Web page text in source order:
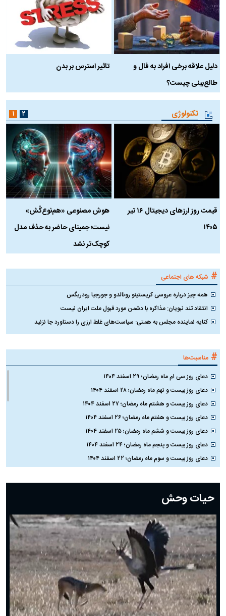
دلیل علاقه برخی افراد به فال و
طالع‌بینی چیست؟
تاثیر استرس بر بدن
تکنولوژی
قیمت روز ارز‌های دیجیتال ۱۶ تیر
۱۴۰۵
هوش مصنوعی «هم‌نوع‌کُش»
نیست؛ جمینای حاضر به حذف مدل
کوچک‌تر نشد
۱ ۲
# شبکه های اجتماعی
همه چیز درباره عروسی کریستینو رونالدو و جورجیا رودریگس
انتقاد تند نبویان: مذاکره با دشمن مورد قبول ملت ایران نیست
کنایه نماینده مجلس به همتی: سیاست‌های غلط ارزی را دستاورد جا نزنید
# مناسبت‌ها
دعای روز سی ام ماه رمضان؛ ۲۹ اسفند ۱۴۰۴
دعای روز بیست و نهم ماه رمضان؛ ۲۸ اسفند ۱۴۰۴
دعای روز بیست و هشتم ماه رمضان؛ ۲۷ اسفند ۱۴۰۴
دعای روز بیست و هفتم ماه رمضان؛ ۲۶ اسفند ۱۴۰۴
دعای روز بیست و ششم ماه رمضان؛ ۲۵ اسفند ۱۴۰۴
دعای روز بیست و پنجم ماه رمضان؛ ۲۴ اسفند ۱۴۰۴
دعای روز بیست و سوم ماه رمضان؛ ۲۲ اسفند ۱۴۰۴
دعای روز بیستم ماه رمضان؛ ۱۹ اسفند ۱۴۰۴
دعای روز هشتم ماه مبارک رمضان؛ ۷ اسفند ماه ۱۴۰۴
دعای روز هفتم ماه رمضان؛ ۶ اسفند ۱۴۰۴
دعای روز ششم ماه رمضان؛ ۵ اسفند ۱۴۰۴
دعای روز پنجم ماه رمضان؛ ۴ اسفند ۱۴۰۴
دعای روز چهارم ماه مبارک رمضان؛ ۳ اسفند ۱۴۰۴
دعای روز سوم ماه مبارک رمضان؛ ۱۴ اسفند ۱۴۰۴
دعای روز دوم ماه مبارک رمضان ۱ اسفند ماه ۱۴۰۴
دعای روز اول ماه مبارک رمضان، ۳۰ بهمن ۱۴۰۴
حضرت زینب(س) چگونه از دنیا رفت؟
حیات وحش